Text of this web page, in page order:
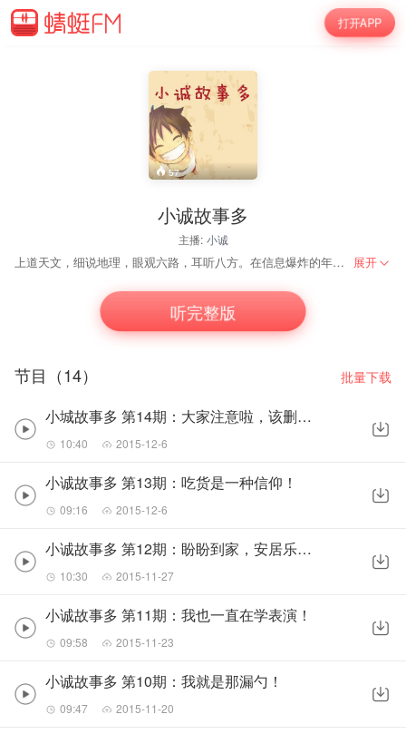
打开APP
57
小诚故事多
主播: 小诚
上道天文，细说地理，眼观六路，耳听八方。在信息爆炸的年代找到你感兴趣的新闻。 没底线，但是，有原则。 每天一期，让您快乐听新闻。 展开
听完整版
节目（14） 批量下载
小城故事多 第14期：大家注意啦，该删就删吧！
10:40 2015-12-6
小诚故事多 第13期：吃货是一种信仰！
09:16 2015-12-6
小诚故事多 第12期：盼盼到家，安居乐业！
10:30 2015-11-27
小诚故事多 第11期：我也一直在学表演！
09:58 2015-11-23
小诚故事多 第10期：我就是那漏勺！
09:47 2015-11-20